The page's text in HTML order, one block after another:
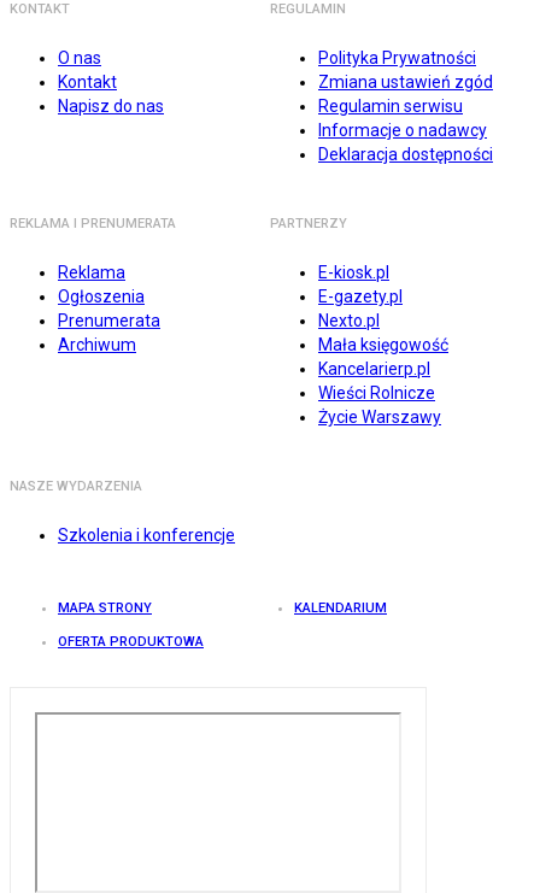
KONTAKT
O nas
Kontakt
Napisz do nas
REGULAMIN
Polityka Prywatności
Zmiana ustawień zgód
Regulamin serwisu
Informacje o nadawcy
Deklaracja dostępności
REKLAMA I PRENUMERATA
Reklama
Ogłoszenia
Prenumerata
Archiwum
PARTNERZY
E-kiosk.pl
E-gazety.pl
Nexto.pl
Mała księgowość
Kancelarierp.pl
Wieści Rolnicze
Życie Warszawy
NASZE WYDARZENIA
Szkolenia i konferencje
MAPA STRONY KALENDARIUM
OFERTA PRODUKTOWA